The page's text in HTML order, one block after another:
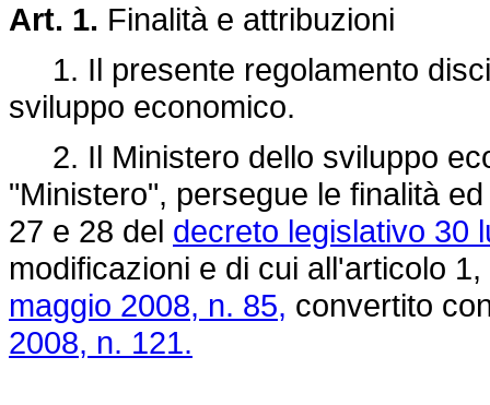
Art. 1. Finalità e attribuzioni
1. Il presente regolamento
sviluppo economico.
2. Il Ministero dello sviluppo
"Ministero", persegue le finalità
27 e 28 del decreto legislativo 30
modificazioni e di cui all'articolo
maggio 2008, n. 85, convertito
2008, n. 121.